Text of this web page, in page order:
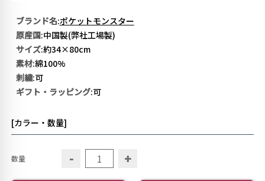
ブランド名:ポケットモンスター
原産国:中国製(弊社工場製)
サイズ:約34×80cm
素材:綿100%
刺繍:可
ギフト・ラッピング:可
[カラー・数量]
数量 - +